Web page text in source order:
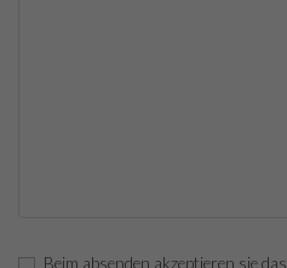
Beim absenden akzeptieren sie das